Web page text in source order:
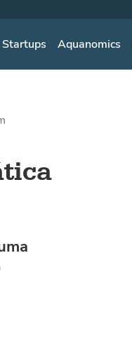
Startups Aquanomics